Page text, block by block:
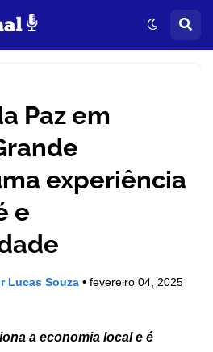
Paz em
experiência
e
Lucas Souza • fevereiro 04, 2025
a economia local e é